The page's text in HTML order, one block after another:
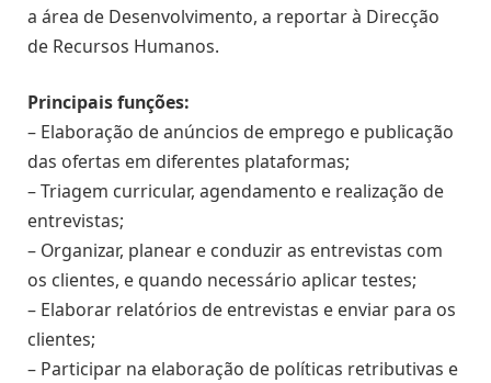
a área de Desenvolvimento, a reportar à Direcção
de Recursos Humanos.
Principais funções:
– Elaboração de anúncios de emprego e publicação
das ofertas em diferentes plataformas;
– Triagem curricular, agendamento e realização de
entrevistas;
– Organizar, planear e conduzir as entrevistas com
os clientes, e quando necessário aplicar testes;
– Elaborar relatórios de entrevistas e enviar para os
clientes;
– Participar na elaboração de políticas retributivas e